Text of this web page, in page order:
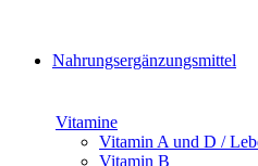
Nahrungsergänzungsmittel
Vitamine
Vitamin A und D /
Vitamin B